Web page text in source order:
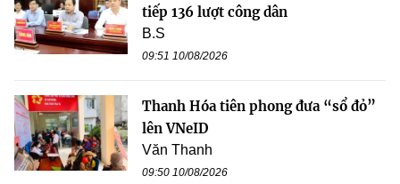
tiếp 136 lượt công dân
B.S
09:51 10/08/2026
Thanh Hóa tiên phong đưa “sổ đỏ”
lên VNeID
Văn Thanh
09:50 10/08/2026